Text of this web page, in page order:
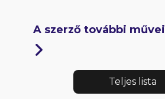
A szerző további művei
Teljes lista